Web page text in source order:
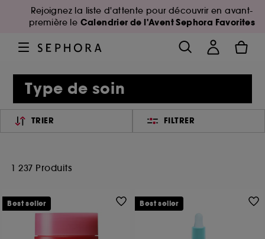
Rejoignez la liste d'attente pour découvrir en avant-
première le Calendrier de l'Avent Sephora Favorites
Type de soin
TRIER FILTRER
1 237 Produits
Best seller Best seller